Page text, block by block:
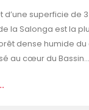
d’une superficie de
la Salonga est la
dense humide du
au cœur du Bassin...